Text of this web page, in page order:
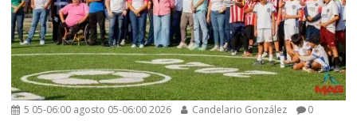
5 05-06:00 agosto 05-06:00 2026 Candelario González 0